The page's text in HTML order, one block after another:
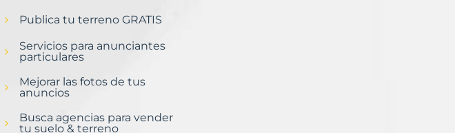
Publica tu terreno GRATIS
Servicios para anunciantes
particulares
Mejorar las fotos de tus
anuncios
Busca agencias para vender
tu suelo & terreno